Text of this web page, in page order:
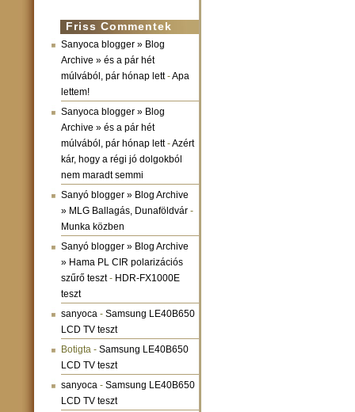
Friss Commentek
Sanyoca blogger » Blog
Archive » és a pár hét
múlvából, pár hónap lett-Apa
lettem!
Sanyoca blogger » Blog
Archive » és a pár hét
múlvából, pár hónap lett-Azért
kár, hogy a régi jó dolgokból
nem maradt semmi
Sanyó blogger » Blog Archive
» MLG Ballagás, Dunaföldvár -
Munka közben
Sanyó blogger » Blog Archive
» Hama PL CIR polarizációs
szűrő teszt- HDR-FX1000E
teszt
sanyoca - Samsung LE40B650
LCD TV teszt
Botigta - Samsung LE40B650
LCD TV teszt
sanyoca - Samsung LE40B650
LCD TV teszt